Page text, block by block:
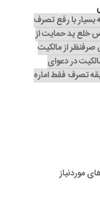
بسیار با رفع تصرف
خلع ید حمایت از
از مالکیت
در دعوای
تصرف فقط اماره
موردنیاز